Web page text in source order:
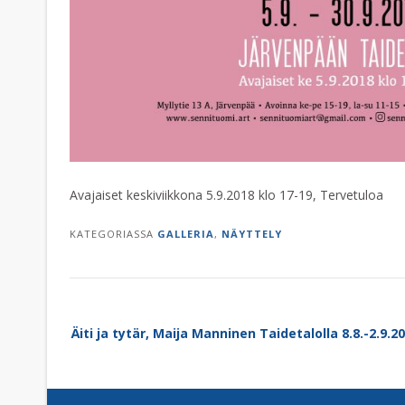
Avajaiset keskiviikkona 5.9.2018 klo 17-19, Tervetuloa
KATEGORIASSA GALLERIA, NÄYTTELY
Post
navigation
Äiti ja tytär, Maija Manninen Taidetalolla 8.8.-